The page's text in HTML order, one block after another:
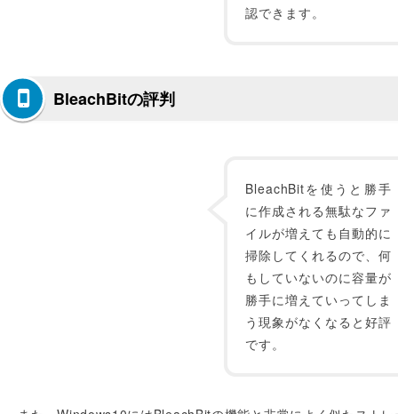
認できます。
BleachBitの評判
BleachBitを使うと勝手
に作成される無駄なファ
イルが増えても自動的に
掃除してくれるので、何
もしていないのに容量が
勝手に増えていってしま
う現象がなくなると好評
です。